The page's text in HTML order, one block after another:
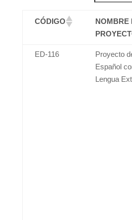
CÓDIGO
NOMBRE
ED-116
Proyecto
Español
Lengua